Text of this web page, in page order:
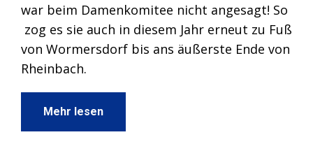
war beim Damenkomitee nicht angesagt! So
zog es sie auch in diesem Jahr erneut zu Fuß
von Wormersdorf bis ans äußerste Ende von
Rheinbach.
Mehr lesen